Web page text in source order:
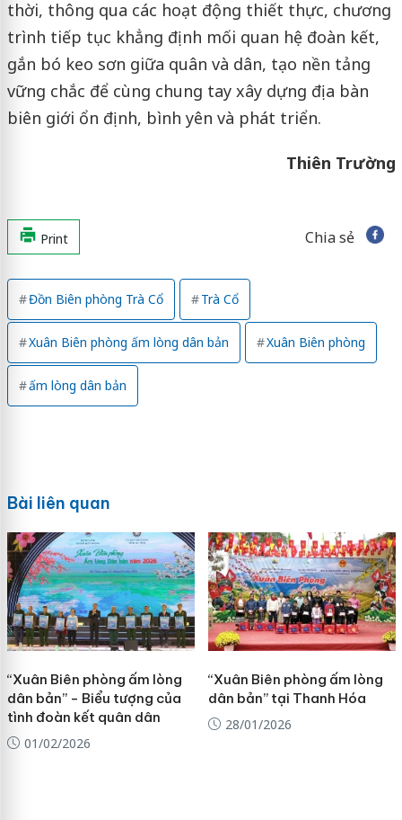
thời, thông qua các hoạt động thiết thực, chương
trình tiếp tục khẳng định mối quan hệ đoàn kết,
gắn bó keo sơn giữa quân và dân, tạo nền tảng
vững chắc để cùng chung tay xây dựng địa bàn
biên giới ổn định, bình yên và phát triển.
Thiên Trường
Print Chia sẻ
Đồn Biên phòng Trà Cổ Trà Cổ
Xuân Biên phòng ấm lòng dân bản Xuân Biên phòng
ấm lòng dân bản
Bài liên quan
“Xuân Biên phòng ấm lòng
dân bản” - Biểu tượng của
tình đoàn kết quân dân
01/02/2026
“Xuân Biên phòng ấm lòng
dân bản” tại Thanh Hóa
28/01/2026